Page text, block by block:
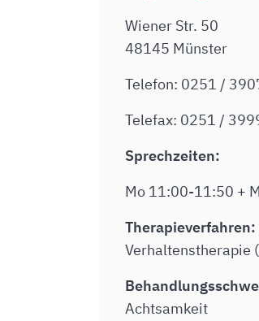
Wiener Str. 50
48145 Münster
Telefon: 0251 /
Telefax: 0251 /
Sprechzeiten:
Mo 11:00-11:50 +
Therapieverfahren:
Verhaltenstherapie
Achtsamkeit